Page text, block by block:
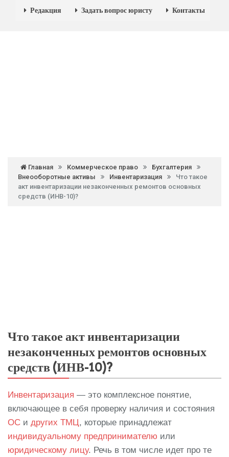
Редакция Задать вопрос юристу Контакты
Главная Коммерческое право
Бухгалтерия
Внеооборотные активы
Инвентаризация
Что такое
акт инвентаризации незаконченных ремонтов основных
средств (ИНВ-10)?
Что такое акт инвентаризации
незаконченных ремонтов основных
средств (ИНВ-10)?
Инвентаризация — это комплексное понятие,
включающее в себя проверку наличия и состояния
ОС и других ТМЦ, которые принадлежат
индивидуальному предпринимателю или
юридическому лицу. Речь в том числе идет про те